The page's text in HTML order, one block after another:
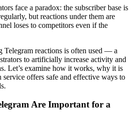
face a paradox: the subscriber base is
but reactions under them are
loses to competitors even if the
Telegram reactions is often used — a
to artificially increase activity and
Let’s examine how it works, why it is
offers safe and effective ways to
Are Important for a